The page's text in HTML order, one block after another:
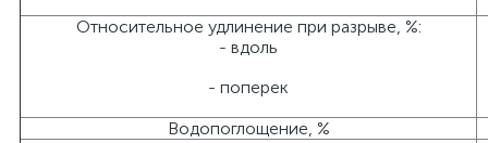
Относительное удлинение при разрыве, %:
- вдоль
- поперек
Водопоглощение, %